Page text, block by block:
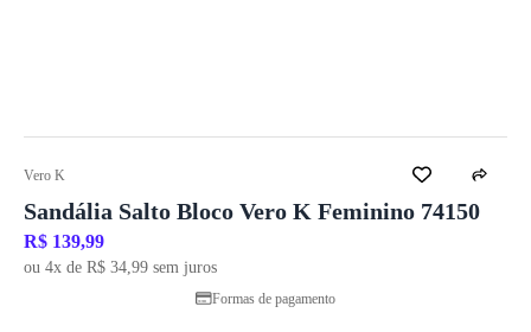
Vero K
Sandália Salto Bloco Vero K Feminino 74150
R$ 139,99
ou 4x de R$ 34,99 sem juros
Formas de pagamento